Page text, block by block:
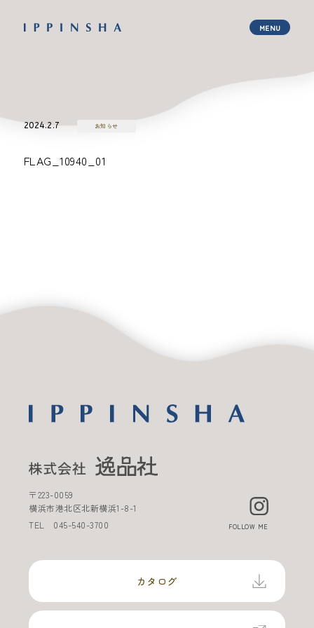
2024.2.7 お知らせ
FLAG_10940_01
〒223-0059
横浜市港北区北新横浜1-8-1
TEL 045-540-3700 FOLLOW ME
カタログ